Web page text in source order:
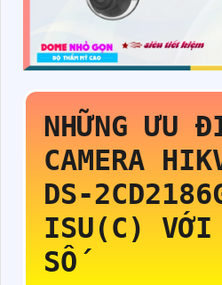
NHỮNG ƯU
CAMERA
DS-
ISU(C) VỚI
SỐ